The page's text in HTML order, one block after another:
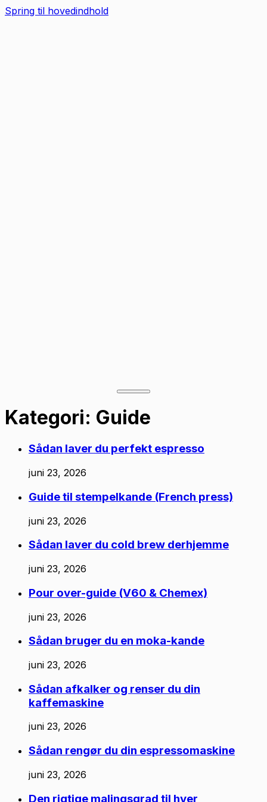
Spring til hovedindhold
Kategori: Guide
Sådan laver du perfekt espresso
juni 23, 2026
Guide til stempelkande (French press)
juni 23, 2026
Sådan laver du cold brew derhjemme
juni 23, 2026
Pour over-guide (V60 & Chemex)
juni 23, 2026
Sådan bruger du en moka-kande
juni 23, 2026
Sådan afkalker og renser du din
kaffemaskine
juni 23, 2026
Sådan rengør du din espressomaskine
juni 23, 2026
Den rigtige malingsgrad til hver